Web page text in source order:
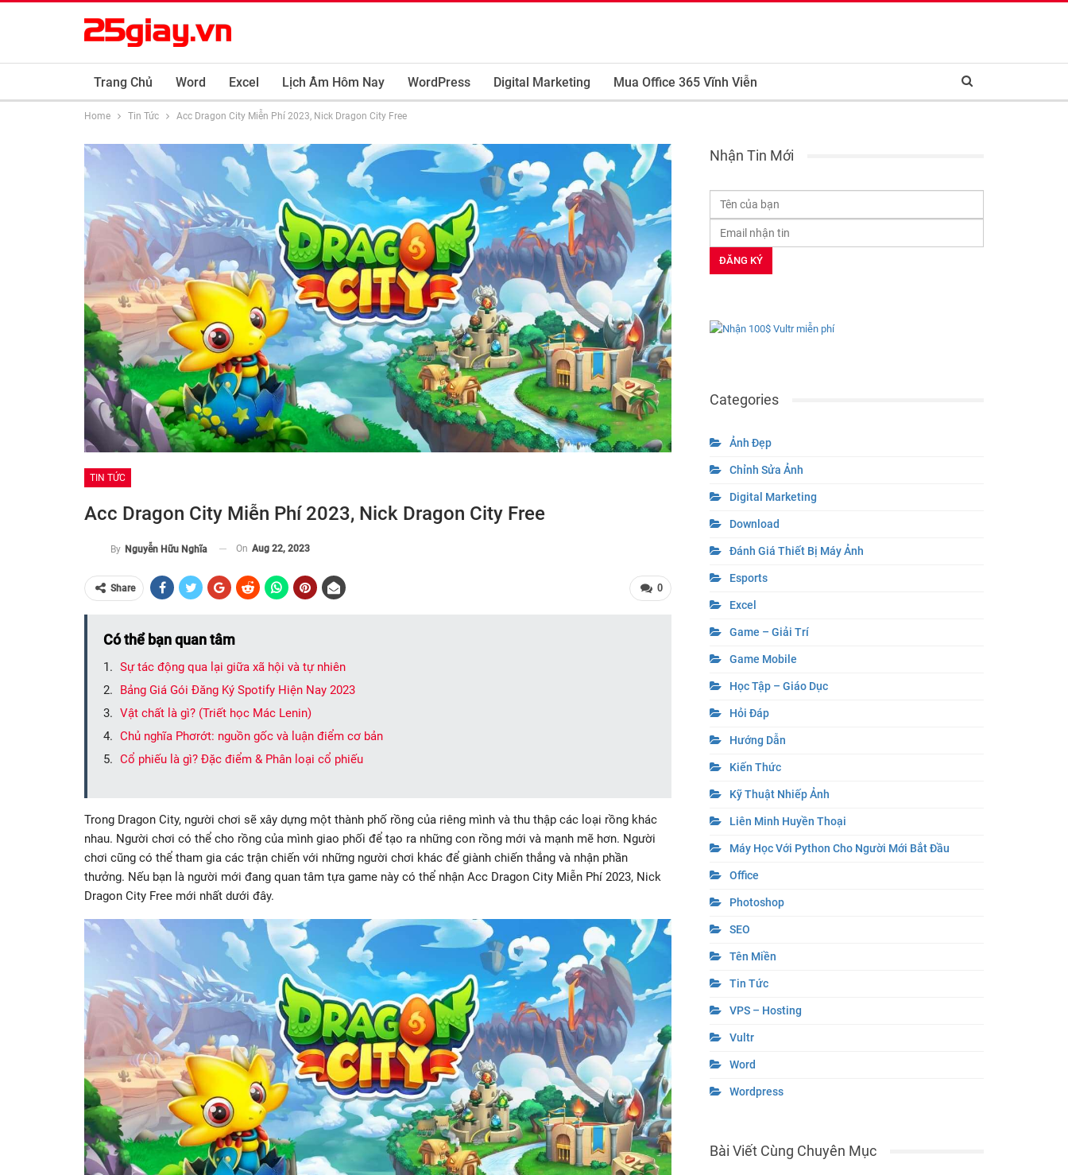
Trang Chủ Word Excel Lịch Âm Hôm Nay WordPress Digital Marketing Mua Office 365 Vĩnh Viễn
Home Tin Tức Acc Dragon City Miễn Phí 2023, Nick Dragon City Free
TIN TỨC
Acc Dragon City Miễn Phí 2023, Nick Dragon City Free
By Nguyễn Hữu Nghĩa On Aug 22, 2023
0
Share
Có thể bạn quan tâm
Sự tác động qua lại giữa xã hội và tự nhiên
Bảng Giá Gói Đăng Ký Spotify Hiện Nay 2023
Vật chất là gì? (Triết học Mác Lenin)
Chủ nghĩa Phơrớt: nguồn gốc và luận điểm cơ bản
Cổ phiếu là gì? Đặc điểm & Phân loại cổ phiếu
Trong Dragon City, người chơi sẽ xây dựng một thành phố rồng của riêng mình và thu thập các loại rồng khác
nhau. Người chơi có thể cho rồng của mình giao phối để tạo ra những con rồng mới và mạnh mẽ hơn. Người
chơi cũng có thể tham gia các trận chiến với những người chơi khác để giành chiến thắng và nhận phần
thưởng. Nếu bạn là người mới đang quan tâm tựa game này có thể nhận Acc Dragon City Miễn Phí 2023, Nick
Dragon City Free mới nhất dưới đây.
Nhận Tin Mới
Categories
Ảnh Đẹp
Chỉnh Sửa Ảnh
Digital Marketing
Download
Đánh Giá Thiết Bị Máy Ảnh
Esports
Excel
Game – Giải Trí
Game Mobile
Học Tập – Giáo Dục
Hỏi Đáp
Hướng Dẫn
Kiến Thức
Kỹ Thuật Nhiếp Ảnh
Liên Minh Huyền Thoại
Máy Học Với Python Cho Người Mới Bắt Đầu
Office
Photoshop
SEO
Tên Miền
Tin Tức
VPS – Hosting
Vultr
Word
Wordpress
Bài Viết Cùng Chuyên Mục